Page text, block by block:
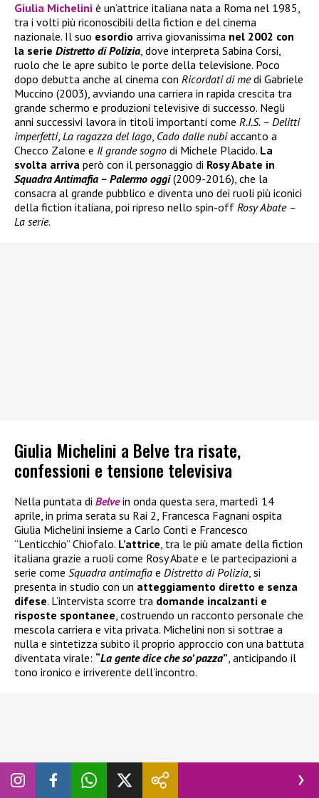
Giulia Michelini è un’attrice italiana nata a Roma nel 1985,
tra i volti più riconoscibili della fiction e del cinema
nazionale. Il suo esordio arriva giovanissima nel 2002 con
la serie Distretto di Polizia, dove interpreta Sabina Corsi,
ruolo che le apre subito le porte della televisione. Poco
dopo debutta anche al cinema con Ricordati di medi Gabriele
Muccino (2003), avviando una carriera in rapida crescita tra
grande schermo e produzioni televisive di successo. Negli
anni successivi lavora in titoli importanti come R.I.S. – Delitti
imperfetti, La ragazza del lago, Cado dalle nubiaccanto a
Checco Zalone e Il grande sogno di Michele Placido. La
svolta arriva però con il personaggio di Rosy Abate in
Squadra Antimafia – Palermo oggi(2009-2016), che la
consacra al grande pubblico e diventa uno dei ruoli più iconici
della fiction italiana, poi ripreso nello spin-off Rosy Abate –
La serie.
Giulia Michelini a Belve tra risate,
confessioni e tensione televisiva
Nella puntata di Belve in onda questa sera, martedì 14
aprile, in prima serata su Rai 2, Francesca Fagnani ospita
Giulia Michelini insieme a Carlo Conti e Francesco
“Lenticchio” Chiofalo. L’attrice , tra le più amate della fiction
italiana grazie a ruoli come Rosy Abate e le partecipazioni a
serie come Squadra antimafia e Distretto di Polizia , si
presenta in studio con un atteggiamento diretto e senza
difese. L’intervista scorre tra domande incalzanti e
risposte spontanee , costruendo un racconto personale che
mescola carriera e vita privata. Michelini non si sottrae a
nulla e sintetizza subito il proprio approccio con una battuta
diventata virale: “La gente dice che so’ pazza” , anticipando il
tono ironico e irriverente dell’incontro.